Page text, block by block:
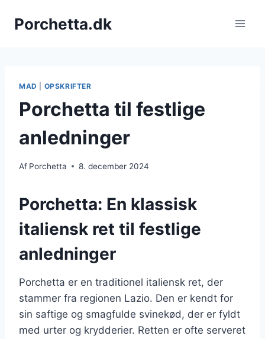
Porchetta.dk
MAD OPSKRIFTER
Porchetta til festlige
anledninger
Af Porchetta 8. december 2024
Porchetta: En klassisk
italiensk ret til festlige
anledninger
Porchetta er en traditionel italiensk ret, der
stammer fra regionen Lazio. Den er kendt for
sin saftige og smagfulde svinekød, der er fyldt
med urter og krydderier. Retten er ofte serveret